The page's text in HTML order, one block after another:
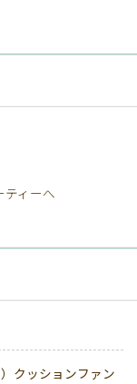
クッションファン